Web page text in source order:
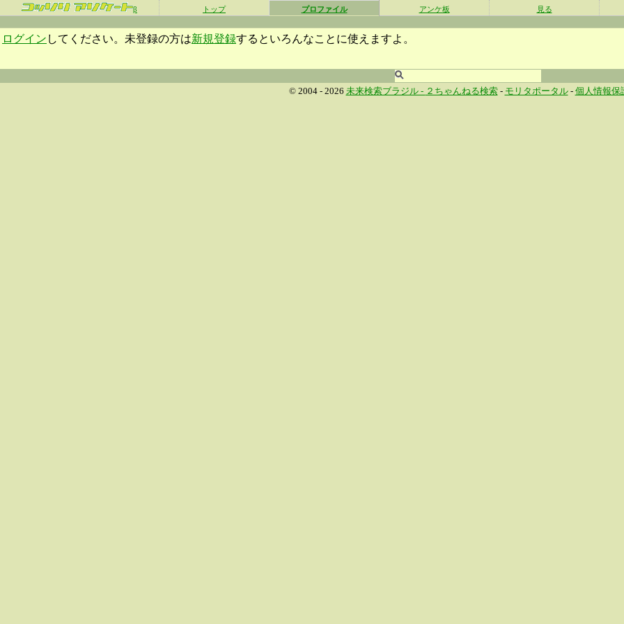
β トップ プロファイル アンケ板 見る
ログイン してください。未登録の方は新規登録するといろんなことに使えますよ。
© 2004 - 2026 未来検索ブラジル - ２ちゃんねる検索- モリタポータル- 個人情報保